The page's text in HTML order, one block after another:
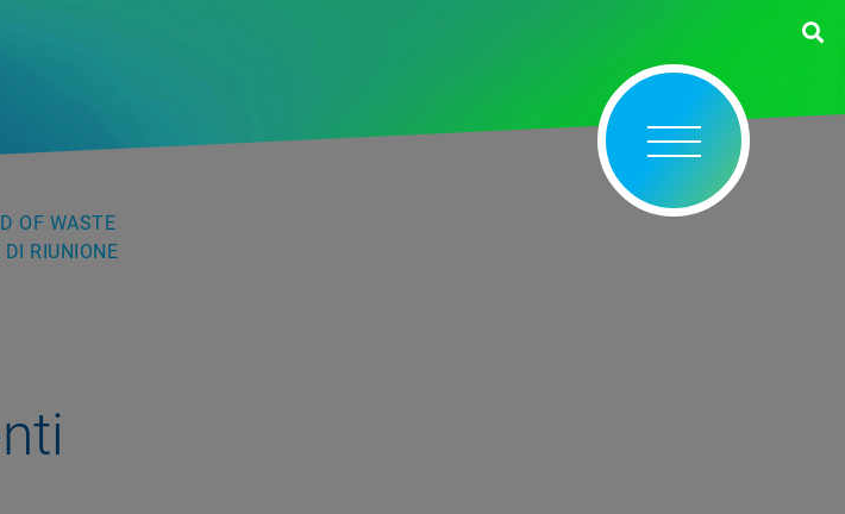
OF WASTE
RIUNIONE